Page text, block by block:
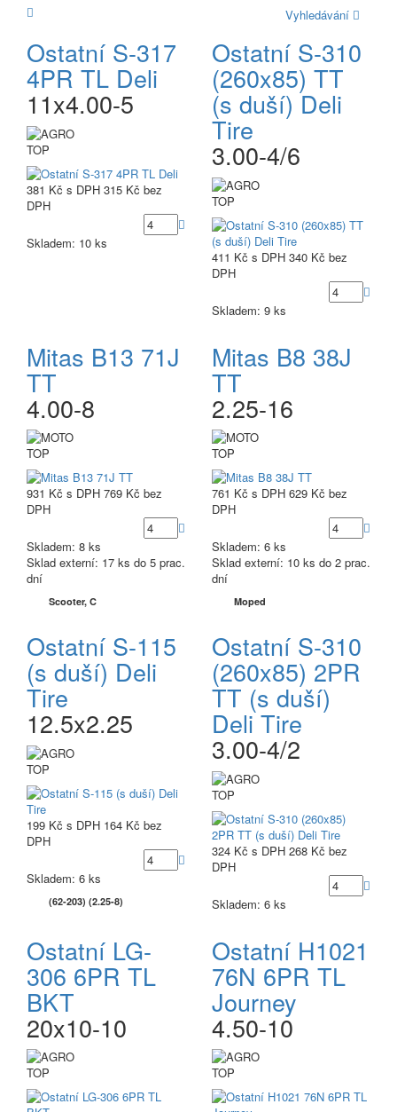
Vyhledávání
Ostatní S-317
4PR TL Deli
11x4.00-5
TOP
381 Kč s DPH 315 Kč bez
DPH
Skladem: 10 ks
Ostatní S-310
(260x85) TT
(s duší) Deli
Tire
3.00-4/6
TOP
411 Kč s DPH 340 Kč bez
DPH
Skladem: 9 ks
Mitas B13 71J
TT
4.00-8
TOP
931 Kč s DPH 769 Kč bez
DPH
Skladem: 8 ks
Sklad externí: 17 ks do 5 prac.
dní
Scooter, C
Mitas B8 38J
TT
2.25-16
TOP
761 Kč s DPH 629 Kč bez
DPH
Skladem: 6 ks
Sklad externí: 10 ks do 2 prac.
dní
Moped
Ostatní S-115
(s duší) Deli
Tire
12.5x2.25
TOP
199 Kč s DPH 164 Kč bez
DPH
Skladem: 6 ks
(62-203) (2.25-8)
Ostatní S-310
(260x85) 2PR
TT (s duší)
Deli Tire
3.00-4/2
TOP
324 Kč s DPH 268 Kč bez
DPH
Skladem: 6 ks
Ostatní LG-
306 6PR TL
BKT
20x10-10
TOP
Ostatní H1021
76N 6PR TL
Journey
4.50-10
TOP